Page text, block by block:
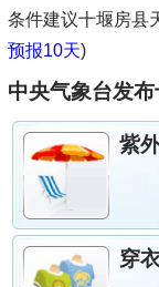
条件建议十堰房县
预报10天)
中央气象台发
紫
穿